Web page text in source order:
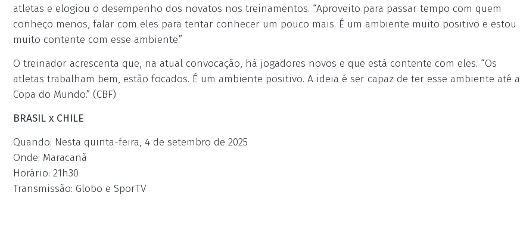
atletas e elogiou o desempenho dos novatos nos treinamentos. “Aproveito para passar tempo com quem
conheço menos, falar com eles para tentar conhecer um pouco mais. É um ambiente muito positivo e estou
muito contente com esse ambiente.”
O treinador acrescenta que, na atual convocação, há jogadores novos e que está contente com eles. “Os
atletas trabalham bem, estão focados. É um ambiente positivo. A ideia é ser capaz de ter esse ambiente até a
Copa do Mundo.” (CBF)
BRASIL x CHILE
Quando: Nesta quinta-feira, 4 de setembro de 2025
Onde: Maracanã
Horário: 21h30
Transmissão: Globo e SporTV